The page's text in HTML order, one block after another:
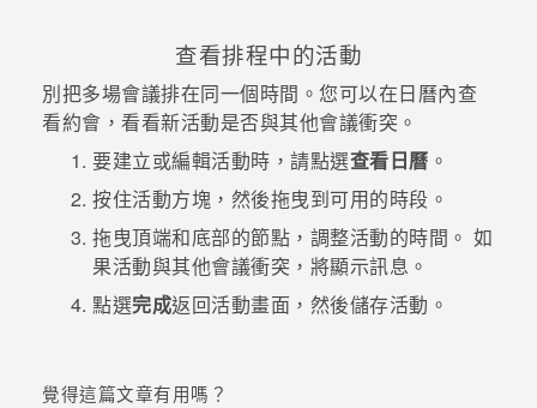
查看排程中的活動
別把多場會議排在同一個時間。您可以在日曆內查
看約會，看看新活動是否與其他會議衝突。
要建立或編輯活動時，請點選查看日曆 。
按住活動方塊，然後拖曳到可用的時段。
拖曳頂端和底部的節點，調整活動的時間。 如
果活動與其他會議衝突，將顯示訊息。
點選完成返回活動畫面，然後儲存活動。
覺得這篇文章有用嗎？